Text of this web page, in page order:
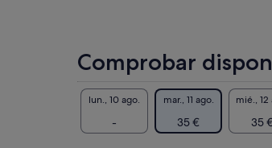
Comprobar
lun., 10 ago.
-
mar., 11 ago.
35 €
mié., 12
35 €